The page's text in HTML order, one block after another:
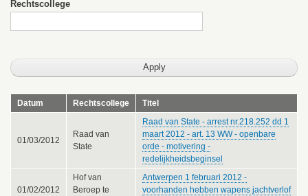
Rechtscollege
Datum Rechtscollege Titel
01/03/2012
Raad van
State
Raad van State - arrest nr.218.252 dd 1
maart 2012 - art. 13 WW - openbare
orde - motivering -
redelijkheidsbeginsel
01/02/2012
Hof van
Beroep te
Antwerpen 1 februari 2012 -
voorhanden hebben wapens jachtverlof